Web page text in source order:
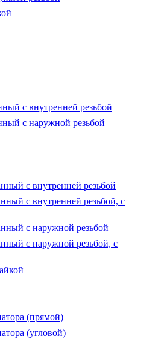
с внутренней резьбой
с наружной резьбой
с внутренней резьбой
с внутренней резьбой, с
с наружной резьбой
с наружной резьбой, с
(прямой)
(угловой)